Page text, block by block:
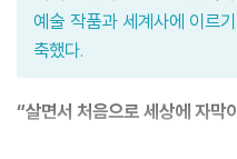
예술 작품과 세계사에 이르
축했다.
“살면서 처음으로 세상에 자막